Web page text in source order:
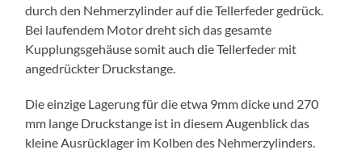
durch den Nehmerzylinder auf die Tellerfeder gedrück.
Bei laufendem Motor dreht sich das gesamte
Kupplungsgehäuse somit auch die Tellerfeder mit
angedrückter Druckstange.
Die einzige Lagerung für die etwa 9mm dicke und 270
mm lange Druckstange ist in diesem Augenblick das
kleine Ausrücklager im Kolben des Nehmerzylinders.